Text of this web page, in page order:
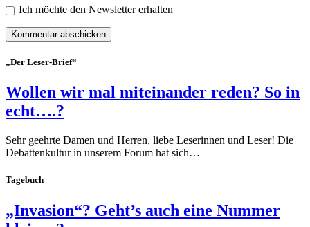
Ich möchte den Newsletter erhalten
„Der Leser-Brief“
Wollen wir mal miteinander reden? So in
echt….?
Sehr geehrte Damen und Herren, liebe Leserinnen und Leser! Die
Debattenkultur in unserem Forum hat sich…
Tagebuch
„Invasion“? Geht’s auch eine Nummer